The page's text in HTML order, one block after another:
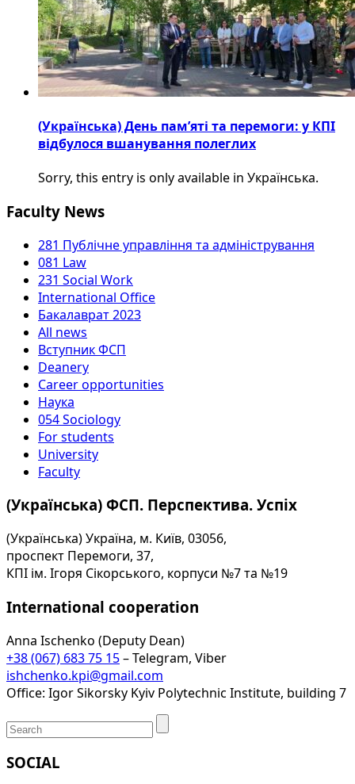
(Українська) День пам’яті та перемоги: у КПІ
відбулося вшанування полеглих
Sorry, this entry is only available in Українська.
Faculty News
281 Публічне управління та адміністрування
081 Law
231 Social Work
International Office
Бакалаврат 2023
All news
Вступник ФСП
Deanery
Career opportunities
Наука
054 Sociology
For students
University
Faculty
(Українська) ФСП. Перспектива. Успіх
(Українська) Україна, м. Київ, 03056,
проспект Перемоги, 37,
КПІ ім. Ігоря Сікорського, корпуси №7 та №19
International cooperation
Anna Ischenko (Deputy Dean)
+38 (067) 683 75 15– Telegram, Viber
ishchenko.kpi@gmail.com
Office: Igor Sikorsky Kyiv Polytechnic Institute, building 7
SOCIAL